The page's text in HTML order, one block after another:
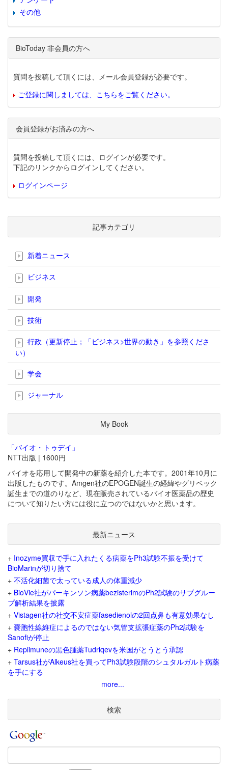
その他
BioToday 非会員の方へ
質問を投稿して頂くには、メール会員登録が必要です。
ご登録に関しましては、こちらをご覧ください。
会員登録がお済みの方へ
質問を投稿して頂くには、ログインが必要です。
下記のリンクからログインしてください。
ログインページ
記事カテゴリ
新着ニュース
ビジネス
開発
技術
行政（更新停止；「ビジネス>世界の動き」を参照くださ
い）
学会
ジャーナル
My Book
「バイオ・トゥデイ」
NTT出版 | 1600円
バイオを応用して開発中の新薬を紹介した本です。2001年10月に
出版したものです。Amgen社のEPOGEN誕生の経緯やグリベック
誕生までの道のりなど、現在販売されているバイオ医薬品の歴史
について知りたい方には役に立つのではないかと思います。
最新ニュース
+ Inozyme買収で手に入れたくる病薬をPh3試験不振を受けて
BioMarinが切り捨て
+ 不活化細菌で太っている成人の体重減少
+ BioVie社がパーキンソン病薬bezisterimのPh2試験のサブグルー
プ解析結果を披露
+ Vistagen社の社交不安症薬fasedienolの2回点鼻も有意効果なし
+ 嚢胞性線維症によるのではない気管支拡張症薬のPh2試験を
Sanofiが停止
+ Replimuneの黒色腫薬Tudriqevを米国がとうとう承認
+ Tarsus社がAlkeus社を買ってPh3試験段階のシュタルガルト病薬
を手にする
more...
検索